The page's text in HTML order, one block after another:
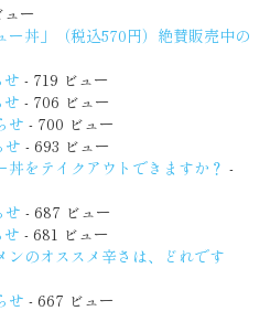
ー
ー丼」（税込570円）絶賛販売中の
せ - 719 ビュー
せ - 706 ビュー
せ - 700 ビュー
せ - 693 ビュー
をテイクアウトできますか？ -
せ - 687 ビュー
せ - 681 ビュー
ンのオススメ辛さは、どれです
せ - 667 ビュー